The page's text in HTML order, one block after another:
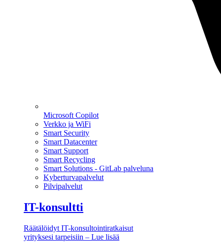
Microsoft Copilot
Verkko ja WiFi
Smart Security
Smart Datacenter
Smart Support
Smart Recycling
Smart Solutions - GitLab palveluna
Kyberturvapalvelut
Pilvipalvelut
IT-konsultti
Räätälöidyt IT-konsultointiratkaisut
yrityksesi tarpeisiin – Lue lisää